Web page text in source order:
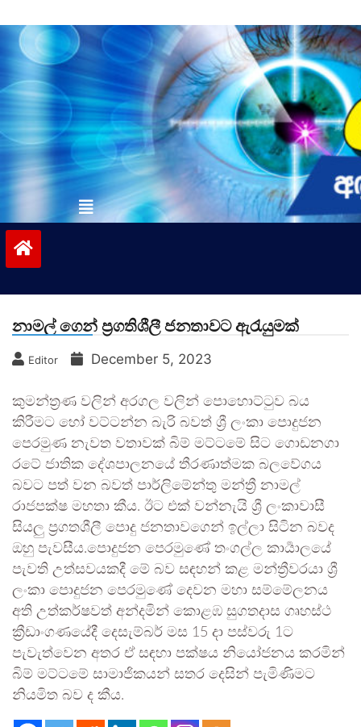
to
contentvinivida.lk
නාමල් ගෙන් ප්‍රගතිශීලී ජනතාවට ඇරැයුමක්
Editor December 5, 2023
කුමන්ත්‍රණ වලින් අරගල වලින් පොහොට්ටුව බය
කිරීමට හෝ වට්ටන්න බැරි බවත් ශ්‍රී ලංකා පොදුජන
පෙරමුණ නැවත වතාවක් බිම් මට්ටමේ සිට ගොඩනගා
රටේ ජාතික දේශපාලනයේ තීරණාත්මක බලවේගය
බවට පත් වන බවත් පාර්ලිමේන්තු මන්ත්‍රී නාමල්
රාජපක්ෂ මහතා කීය. ඊට එක් වන්නැයි ශ්‍රී ලංකාවාසී
සියලු ප්‍රගතශීලී පොදු ජනතාවගෙන් ඉල්ලා සිටින බවද
ඔහු පැවසීය.පොදුජන පෙරමුණේ තංගල්ල කාර්‍යාලයේ
පැවති උත්සවයකදී මේ බව සඳහන් කළ මන්ත්‍රීවරයා ශ්‍රී
ලංකා පොදුජන පෙරමුණේ දෙවන මහා සම්මේලනය
අති උත්කර්ෂවත් අන්දමින් කොළඹ සුගතදාස ගෘහස්ථ
ක්‍රීඩාංගණයේදී දෙසැම්බර් මස 15 දා පස්වරු 1ට
පැවැත්වෙන අතර ඒ සඳහා පක්ෂය නියෝජනය කරමින්
බිම් මට්ටමේ සාමාජිකයන් සතර දෙසින් පැමිණිමට
නියමිත බව ද කීය.